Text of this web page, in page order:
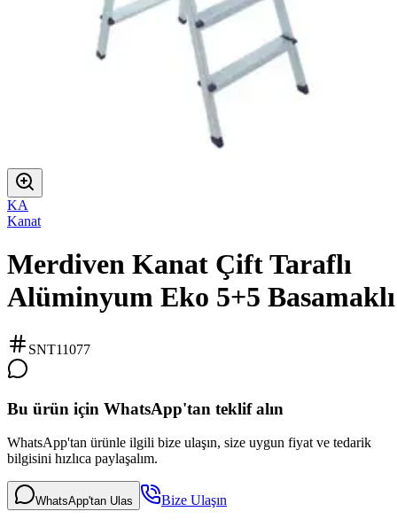
KA
Kanat
Merdiven Kanat Çift Taraflı
Alüminyum Eko 5+5 Basamaklı
SNT11077
Bu ürün için WhatsApp'tan teklif alın
WhatsApp'tan ürünle ilgili bize ulaşın, size uygun fiyat ve tedarik
bilgisini hızlıca paylaşalım.
WhatsApp'tan Ulas Bize Ulaşın